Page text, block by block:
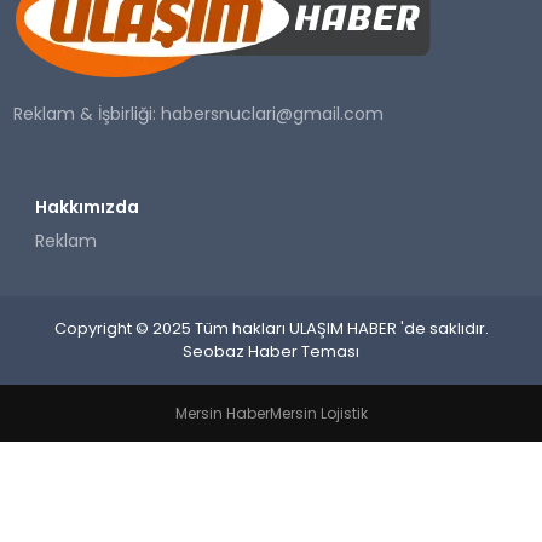
SAĞLIK
YAŞAM
Reklam & İşbirliği:habersnuclari@gmail.com
Hakkımızda
Reklam
Copyright © 2025 Tüm hakları ULAŞIM HABER 'de saklıdır.
Seobaz Haber Teması
Mersin HaberMersin Lojistik